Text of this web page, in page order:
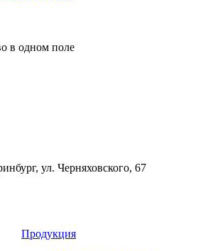
в одном поле
ул. Черняховского, 67
Продукция